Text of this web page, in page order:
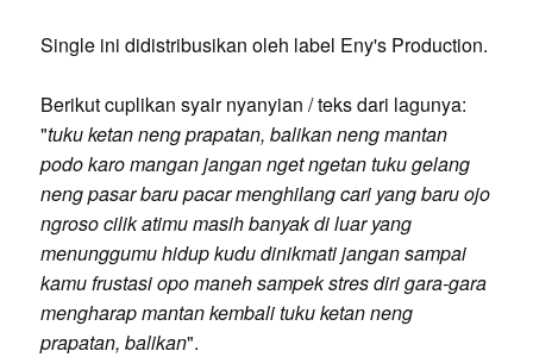
Single ini didistribusikan oleh label Eny's Production.
Berikut cuplikan syair nyanyian / teks dari lagunya:
"tuku ketan neng prapatan, balikan neng mantan
podo karo mangan jangan nget ngetan tuku gelang
neng pasar baru pacar menghilang cari yang baru ojo
ngroso cilik atimu masih banyak di luar yang
menunggumu hidup kudu dinikmati jangan sampai
kamu frustasi opo maneh sampek stres diri gara-gara
mengharap mantan kembali tuku ketan neng
prapatan, balikan".